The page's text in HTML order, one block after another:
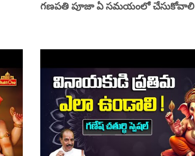
గణపతి పూజా ఏ సమయంలో చేసుకోవాలి